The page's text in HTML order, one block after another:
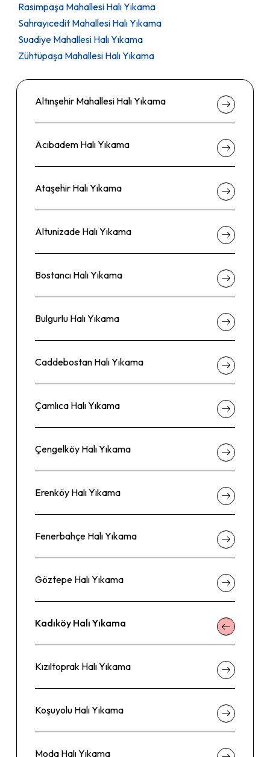
Rasimpaşa Mahallesi Halı Yıkama
Sahrayıcedit Mahallesi Halı Yıkama
Suadiye Mahallesi Halı Yıkama
Zühtüpaşa Mahallesi Halı Yıkama
Altınşehir Mahallesi Halı Yıkama
Acıbadem Halı Yıkama
Ataşehir Halı Yıkama
Altunizade Halı Yıkama
Bostancı Halı Yıkama
Bulgurlu Halı Yıkama
Caddebostan Halı Yıkama
Çamlıca Halı Yıkama
Çengelköy Halı Yıkama
Erenköy Halı Yıkama
Fenerbahçe Halı Yıkama
Göztepe Halı Yıkama
Kadıköy Halı Yıkama
Kızıltoprak Halı Yıkama
Koşuyolu Halı Yıkama
Moda Halı Yıkama